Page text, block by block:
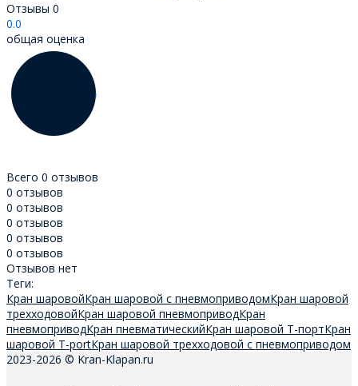
Отзывы 0
0.0
общая оценка
Всего 0 отзывов
0 отзывов
0 отзывов
0 отзывов
0 отзывов
0 отзывов
Отзывов нет
Теги:
Кран шаровойКран шаровой с пневмоприводомКран шаровой
трехходовойКран шаровой пневмоприводКран
пневмоприводКран пневматическийКран шаровой T-портКран
шаровой T-portКран шаровой трехходовой с пневмоприводом
2023-2026 © Kran-Klapan.ru